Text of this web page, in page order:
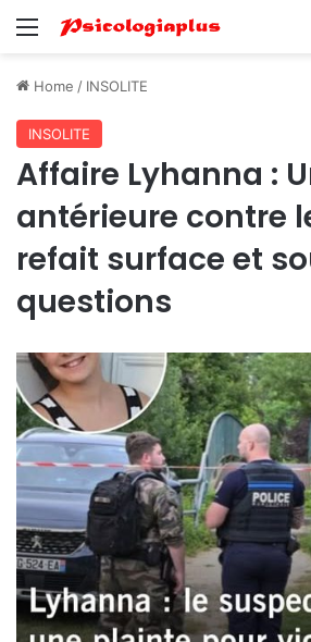
Menu
Home / INSOLITE
INSOLITE
Affaire Lyhanna :
antérieure contre
refait surface et
questions